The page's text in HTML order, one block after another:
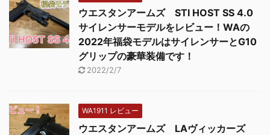
ウエスタンアームズ STI HOST SS 4.0
サイレンサーモデルをレビュー！WAの
2022年福袋モデルはサイレンサーとG10
グリップの豪華装備です！
2022/2/7
WA1911 レビュー
ウエスタンアームズ LAヴィッカーズ